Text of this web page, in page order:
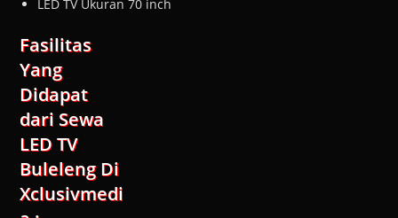
LED TV Ukuran 70 inch
Fasilitas
Yang
Didapat
dari Sewa
LED TV
Buleleng Di
Xclusivmedi